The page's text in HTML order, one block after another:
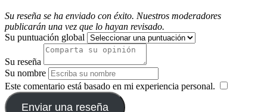
Su reseña se ha enviado con éxito. Nuestros moderadores
publicarán una vez que lo hayan revisado.
Su puntuación global
Su reseña
Su nombre
Este comentario está basado en mi experiencia personal.
Enviar una reseña